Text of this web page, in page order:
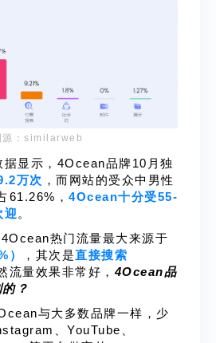
源：similarweb
显示，4Ocean品牌10月独
万次 ，而网站的受众中男性
61.26%， 4Ocean十分受55-
迎 。
热门流量最大来源于
）
，其次是直接搜索
流量效果非常好，4Ocean品
？
与大多数品牌一样，少
、YouTube、